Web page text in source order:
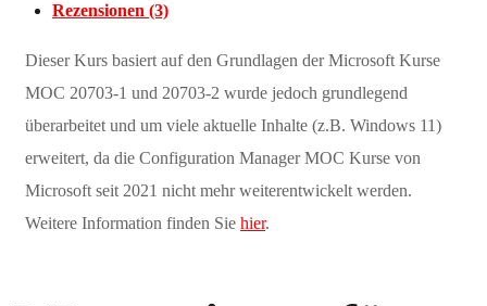
Rezensionen (3)
Dieser Kurs basiert auf den Grundlagen der Microsoft Kurse
MOC 20703-1 und 20703-2 wurde jedoch grundlegend
überarbeitet und um viele aktuelle Inhalte (z.B. Windows 11)
erweitert, da die Configuration Manager MOC Kurse von
Microsoft seit 2021 nicht mehr weiterentwickelt werden.
Weitere Information finden Sie hier.